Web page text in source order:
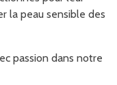
la peau sensible des
passion dans notre